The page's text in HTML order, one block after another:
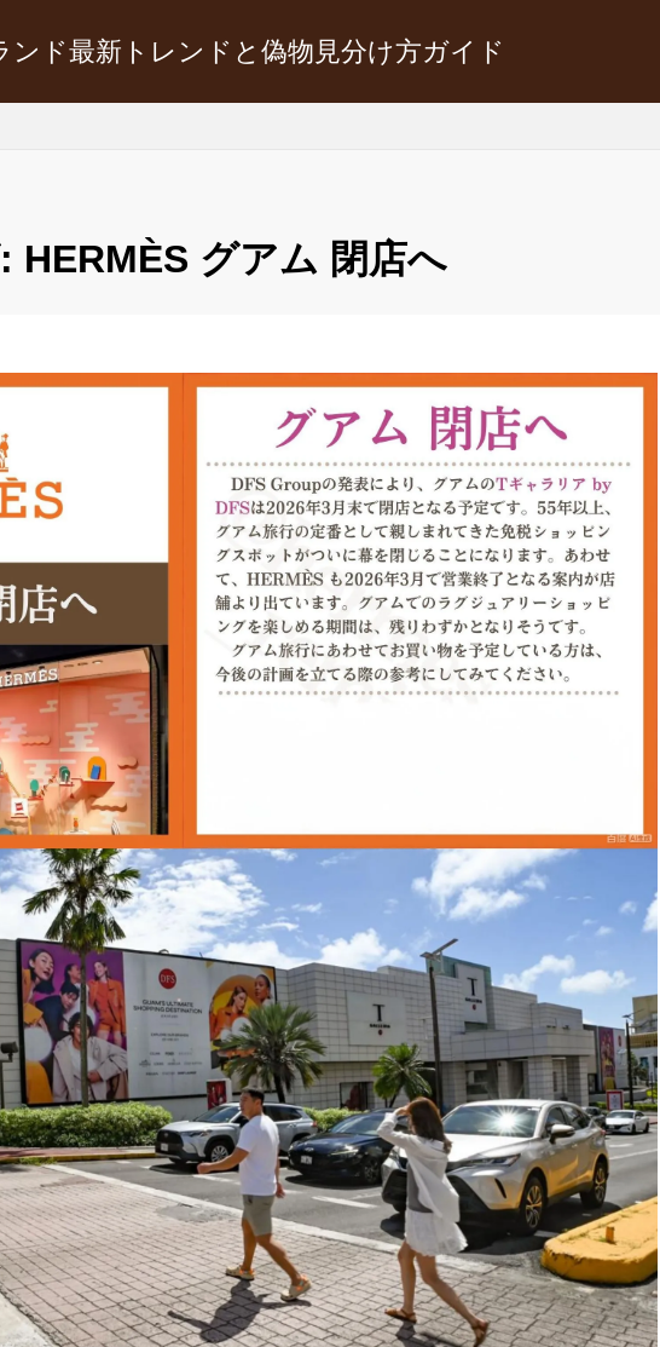
ド最新トレンドと偽物見分け方ガイド
HERMÈS グアム 閉店へ